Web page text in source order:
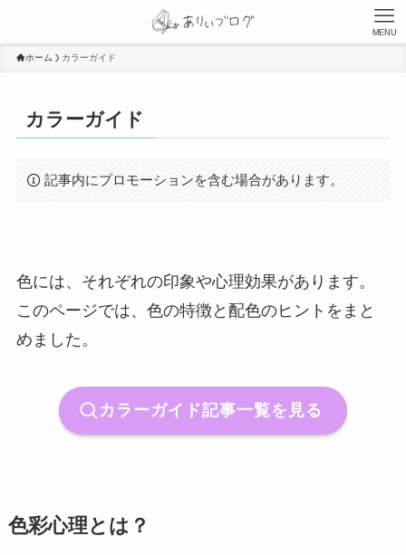
MENU
ホーム カラーガイド
カラーガイド
記事内にプロモーションを含む場合があります。
色には、それぞれの印象や心理効果があります。
このページでは、色の特徴と配色のヒントをまと
めました。
カラーガイド記事一覧を見る
色彩心理とは？